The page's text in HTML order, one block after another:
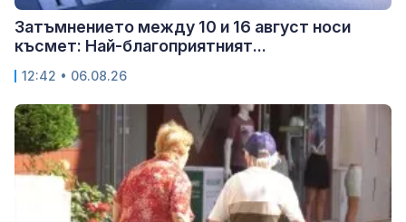
Затъмнението между 10 и 16 август носи
късмет: Най-благоприятният...
12:42 • 06.08.26